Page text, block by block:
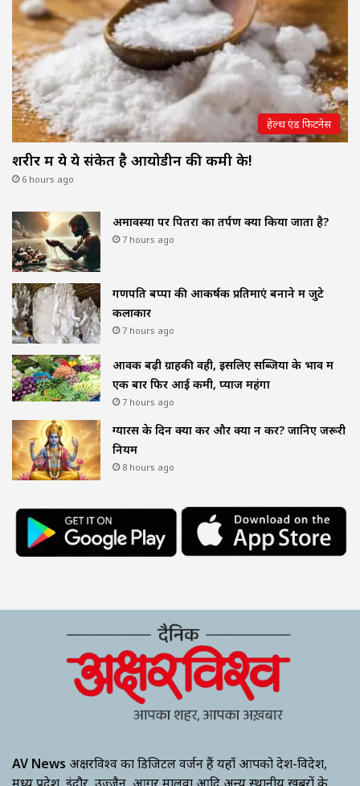
हेल्थ एंड फिटनेस
शरीर में ये ये संकेत है आयोडीन की कमी के!
6 hours ago
अमावस्या पर पितरों का तर्पण क्यों किया जाता है?
7 hours ago
गणपति बप्पा की आकर्षक प्रतिमाएं बनाने में जुटे
कलाकार
7 hours ago
आवक बढ़ी ग्राहकी वही, इसलिए सब्जियों के भाव में
एक बार फिर आई कमी, प्याज महंगा
7 hours ago
ग्यारस के दिन क्या करें और क्या न करें? जानिए जरूरी
नियम
8 hours ago
AV News अक्षरविश्व का डिजिटल वर्जन हैं यहाँ आपको देश-विदेश,